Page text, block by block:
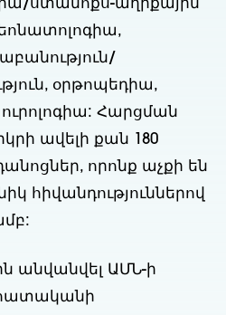
ստամոքս-աղիքային
օրթոպեդիա,
Հարցման
ավելի քան 180
որոնք աչքի են
հիվանդություններով
անվանվել ԱՄՆ-ի